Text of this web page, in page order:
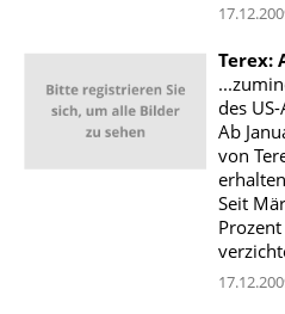
Terex:
des
Ab
von
Seit